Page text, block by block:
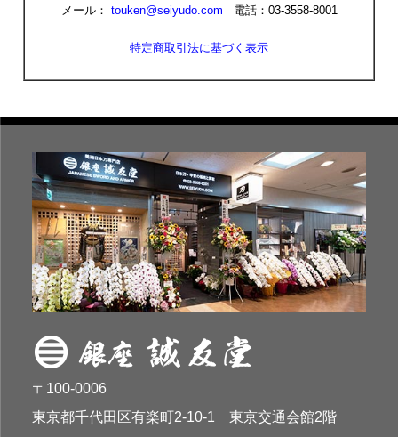
メール： touken@seiyudo.com 電話：03-3558-8001
特定商取引法に基づく表示
〒100-0006
東京都千代田区有楽町2-10-1 東京交通会館2階